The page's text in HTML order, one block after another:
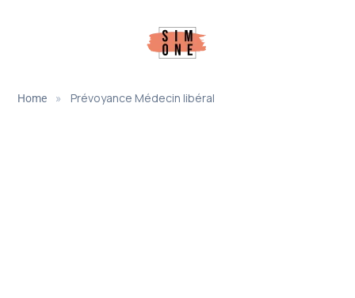
Home » Prévoyance Médecin libéral